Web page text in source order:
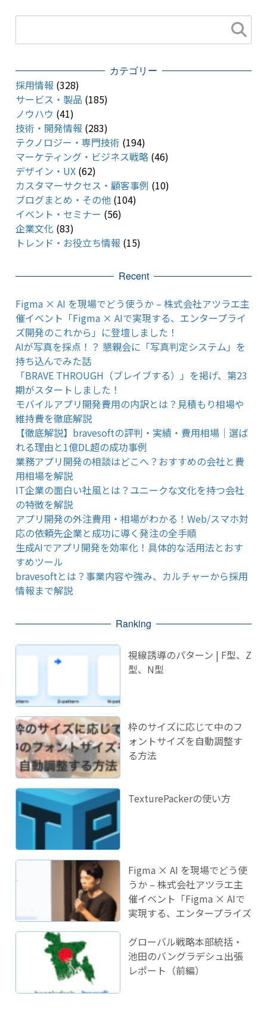
カテゴリー
採用情報 (328)
サービス・製品 (185)
ノウハウ (41)
技術・開発情報 (283)
テクノロジー・専門技術 (194)
マーケティング・ビジネス戦略(46)
デザイン・UX(62)
カスタマーサクセス・顧客事例 (10)
ブログまとめ・その他(104)
イベント・セミナー (56)
企業文化 (83)
トレンド・お役立ち情報 (15)
Recent
Figma × AI を現場でどう使うか – 株式会社アツラエ主
催イベント「Figma × AIで実現する、エンタープライ
ズ開発のこれから」に登壇しました！
AIが写真を採点！？ 懇親会に「写真判定システム」を
持ち込んでみた話
「BRAVE THROUGH（ブレイブする）」を掲げ、第23
期がスタートしました！
モバイルアプリ開発費用の内訳とは？見積もり相場や
維持費を徹底解説
【徹底解説】bravesoftの評判・実績・費用相場｜選ば
れる理由と1億DL超の成功事例
業務アプリ開発の相談はどこへ？おすすめの会社と費
用相場を解説
IT企業の面白い社風とは？ユニークな文化を持つ会社
の特徴を解説
アプリ開発の外注費用・相場がわかる！Web/スマホ対
応の依頼先企業と成功に導く発注の全手順
生成AIでアプリ開発を効率化！具体的な活用法とおす
すめツール
bravesoftとは？事業内容や強み、カルチャーから採用
情報まで解説
Ranking
視線誘導のパターン | F型、Z
型、N型
枠のサイズに応じて中のフ
ォントサイズを自動調整す
る方法
TexturePackerの使い方
Figma × AI を現場でどう使
うか – 株式会社アツラエ主
催イベント「Figma × AIで
実現する、エンタープライズ
ました！
グローバル戦略本部統括・
池田のバングラデシュ出張
レポート（前編）